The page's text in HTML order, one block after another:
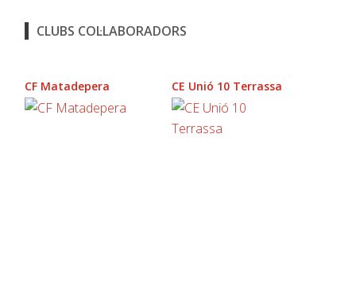
CLUBS COL·LABORADORS
CF Matadepera CE Unió 10 Terrassa